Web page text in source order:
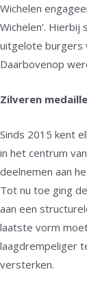
Wichelen
Wichelen’.
uitgelote burgers
Daarbovenop
Zilveren
Sinds 2015 kent
in het centrum
deelnemen aan
Tot nu toe ging
aan een
laatste vorm
laagdrempeliger
versterken.